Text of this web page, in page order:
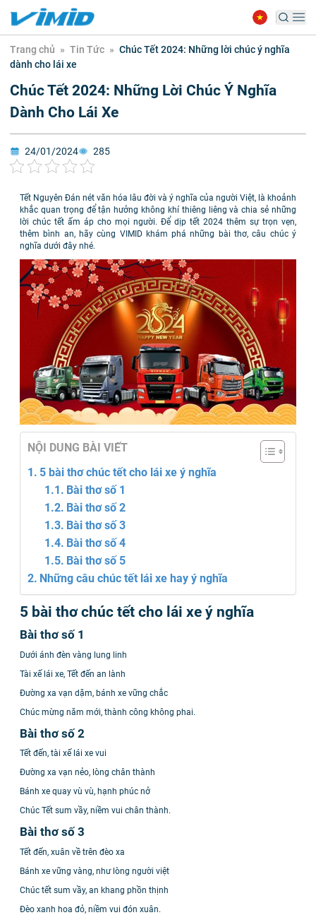
Trang chủ » Tin Tức » Chúc Tết 2024: Những lời chúc ý nghĩa
dành cho lái xe
Chúc Tết 2024: Những Lời Chúc Ý Nghĩa
Dành Cho Lái Xe
24/01/2024 285
Tết Nguyên Đán nét văn hóa lâu đời và ý nghĩa của người Việt, là khoảnh
khắc quan trọng để tận hưởng không khí thiêng liêng và chia sẻ những
lời chúc tết ấm áp cho mọi người. Để dịp tết 2024 thêm sự trọn vẹn,
thêm bình an, hãy cùng VIMID khám phá những bài thơ, câu chúc ý
nghĩa dưới đây nhé.
NỘI DUNG BÀI VIẾT
5 bài thơ chúc tết cho lái xe ý nghĩa
Bài thơ số 1
Bài thơ số 2
Bài thơ số 3
Bài thơ số 4
Bài thơ số 5
Những câu chúc tết lái xe hay ý nghĩa
5 bài thơ chúc tết cho lái xe ý nghĩa
Bài thơ số 1
Dưới ánh đèn vàng lung linh
Tài xế lái xe, Tết đến an lành
Đường xa vạn dặm, bánh xe vững chắc
Chúc mừng năm mới, thành công không phai.
Bài thơ số 2
Tết đến, tài xế lái xe vui
Đường xa vạn nẻo, lòng chân thành
Bánh xe quay vù vù, hạnh phúc nở
Chúc Tết sum vầy, niềm vui chân thành.
Bài thơ số 3
Tết đến, xuân về trên đèo xa
Bánh xe vững vàng, như lòng người việt
Chúc tết sum vầy, an khang phồn thịnh
Đèo xanh hoa đỏ, niềm vui đón xuân.